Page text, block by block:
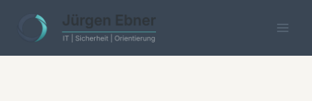
content